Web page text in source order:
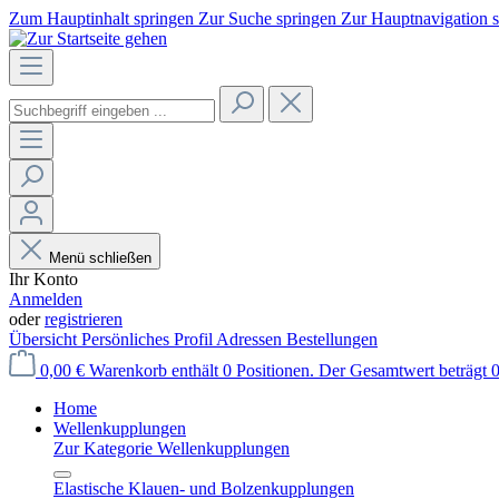
Zum Hauptinhalt springen Zur Suche springen Zur Hauptnavigation
Menü schließen
Ihr Konto
Anmelden
oderregistrieren
Übersicht Persönliches Profil Adressen Bestellungen
0,00 € Warenkorb enthält 0 Positionen. Der Gesamtwert beträgt
Home
Wellenkupplungen
Zur Kategorie Wellenkupplungen
Elastische Klauen- und Bolzenkupplungen